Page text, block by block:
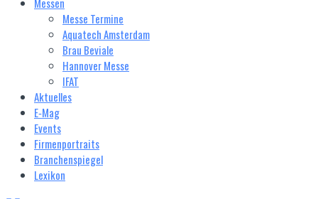
Messe Termine
Aquatech Amsterdam
Brau Beviale
Hannover Messe
IFAT
Aktuelles
E‑Mag
Events
Firmenportraits
Branchenspiegel
Lexikon